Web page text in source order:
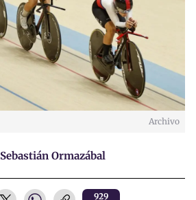
Archivo
Sebastián Ormazábal
929